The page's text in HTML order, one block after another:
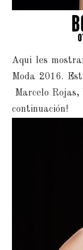
Aqui les
Moda 2016.
Marcelo
continuación!